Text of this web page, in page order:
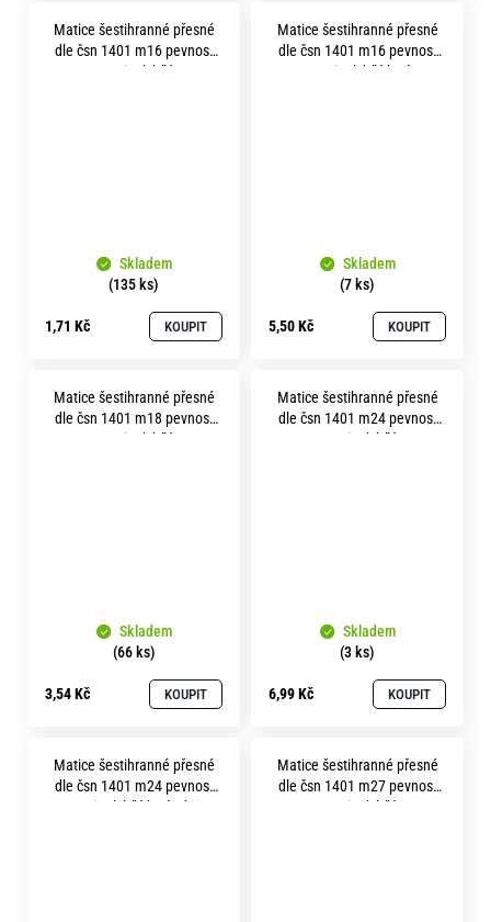
Matice šestihranné přesné
dle čsn 1401 m16 pevnost
5.8 zinek bílý
Skladem
(135 ks)
1,71 Kč KOUPIT
Matice šestihranné přesné
dle čsn 1401 m16 pevnost
5.8 zinek bílý levý
Skladem
(7 ks)
5,50 Kč KOUPIT
Matice šestihranné přesné
dle čsn 1401 m18 pevnost
5.8 zinek bílý
Skladem
(66 ks)
3,54 Kč KOUPIT
Matice šestihranné přesné
dle čsn 1401 m24 pevnost
5.8 zinek bílý
Skladem
(3 ks)
6,99 Kč KOUPIT
Matice šestihranné přesné
dle čsn 1401 m24 pevnost
5.8 zinek bílý levý závit
Matice šestihranné přesné
dle čsn 1401 m27 pevnost
5.8 zinek bílý